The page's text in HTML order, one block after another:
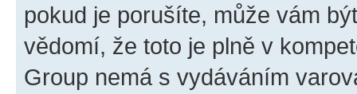
pokud je porušíte, může vám
vědomí, že toto je plně v
Group nemá s vydáváním